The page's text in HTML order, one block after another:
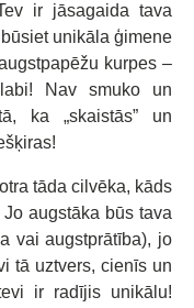
ir jāsagaida tava
unikāla ģimene
kurpes –
Nav smuko un
ka „skaistās” un
tāda cilvēka, kāds
augstāka būs tava
vai augstprātība), jo
tā uztvers, cienīs un
ir radījis unikālu!